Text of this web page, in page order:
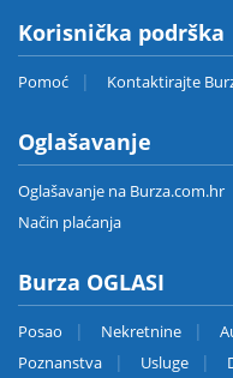
Korisnička podrška
Pomoć Kontaktirajte
Oglašavanje
Oglašavanje na Burza.com.hr
Način plaćanja
Burza OGLASI
Posao Nekretnine
Poznanstva
Usluge